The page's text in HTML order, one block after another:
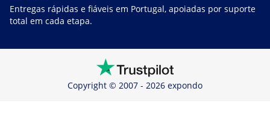
Entregas rápidas e fiáveis em Portugal, apoiadas por suporte
total em cada etapa.
Copyright © 2007 - 2026 expondo